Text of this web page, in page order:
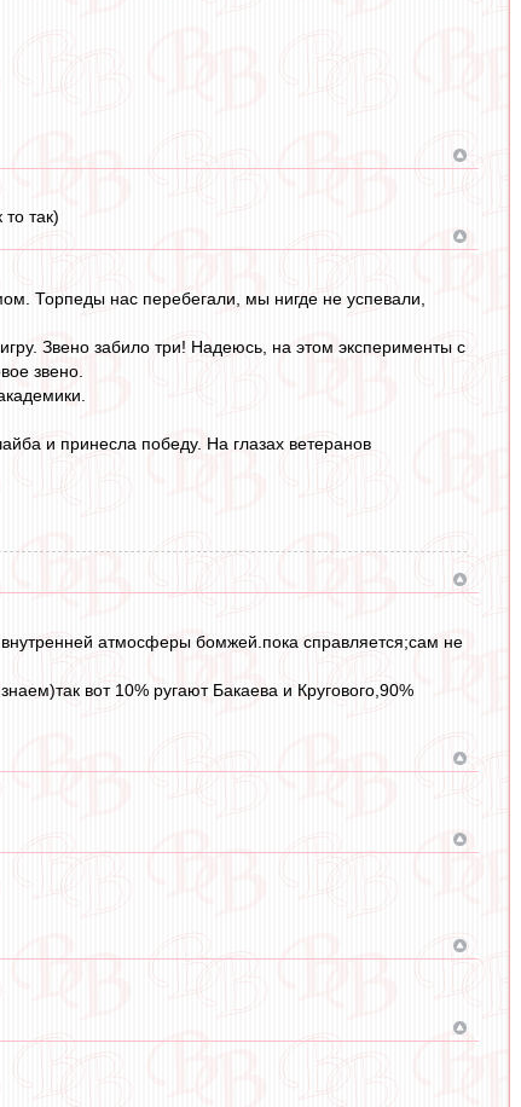
так)
Торпеды нас перебегали, мы нигде не успевали,
Звено забило три! Надеюсь, на этом эксперименты с
звено.
и принесла победу. На глазах ветеранов
атмосферы бомжей.пока справляется;сам не
вот 10% ругают Бакаева и Кругового,90%